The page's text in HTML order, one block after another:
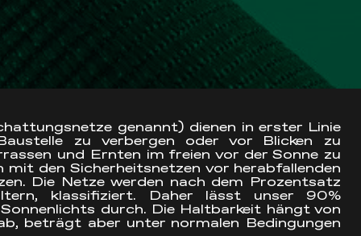
genannt) dienen in erster Linie
zu verbergen oder vor Blicken zu
und Ernten im freien vor der Sonne zu
mit den Sicherheitsnetzen vor herabfallenden
Die Netze werden nach dem Prozentsatz
klassifiziert. Daher lässt unser 90%
durch. Die Haltbarkeit hängt von
beträgt aber unter normalen Bedingungen